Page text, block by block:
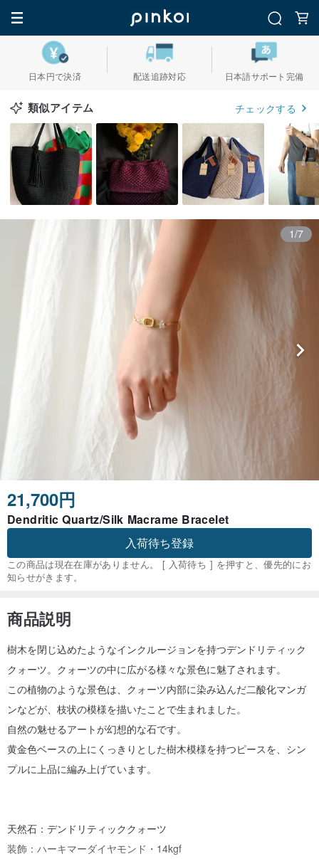
日本円で決済 配送追跡対応 日本語サポート完備
類似アイテム チェックする
1/7
21,700円
Dendritic Quartz/Silk Macrame Bracelet
入荷待ち登録
この商品は現在在庫がありません。 [ 入荷待ち ] を押すと、優先的にお
知らせがきます。
商品説明
樹木を閉じ込めたようなインクルージョンを持つデンドリティック
クォーツ。クォーツの中に広がる様々な景色に魅了されます。
この植物のような景色は、クォーツ内部に染み込んだ二酸化マンガ
ンなどが、枝状の模様を描いたことで生まれました。
自然の魅せるアートが幻想的な石です。
黄金色ベースの上にくっきりとした樹木模様を持つピースを、シン
プルに上品に編み上げています。
天然石：デンドリティッククォーツ
装飾：ハーキマーダイヤモンド・14kgf